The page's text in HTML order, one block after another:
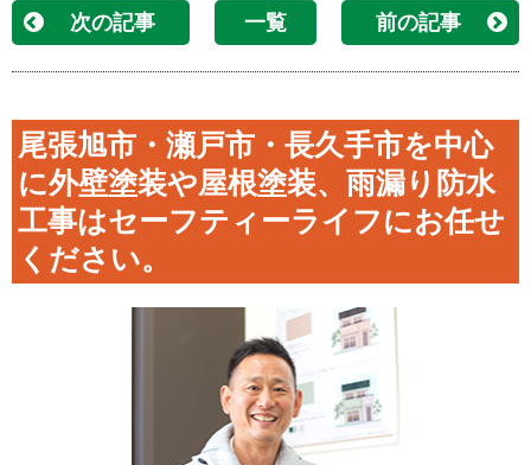
次の記事 一覧 前の記事
尾張旭市・瀬戸市・長久手市を中心
に外壁塗装や屋根塗装、雨漏り防水
工事はセーフティーライフにお任せ
ください。